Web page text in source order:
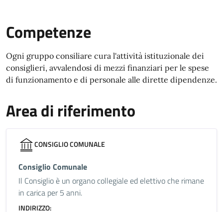
Competenze
Ogni gruppo consiliare cura l'attività istituzionale dei
consiglieri, avvalendosi di mezzi finanziari per le spese
di funzionamento e di personale alle dirette dipendenze.
Area di riferimento
CONSIGLIO COMUNALE
Consiglio Comunale
Il Consiglio è un organo collegiale ed elettivo che rimane
in carica per 5 anni.
INDIRIZZO: